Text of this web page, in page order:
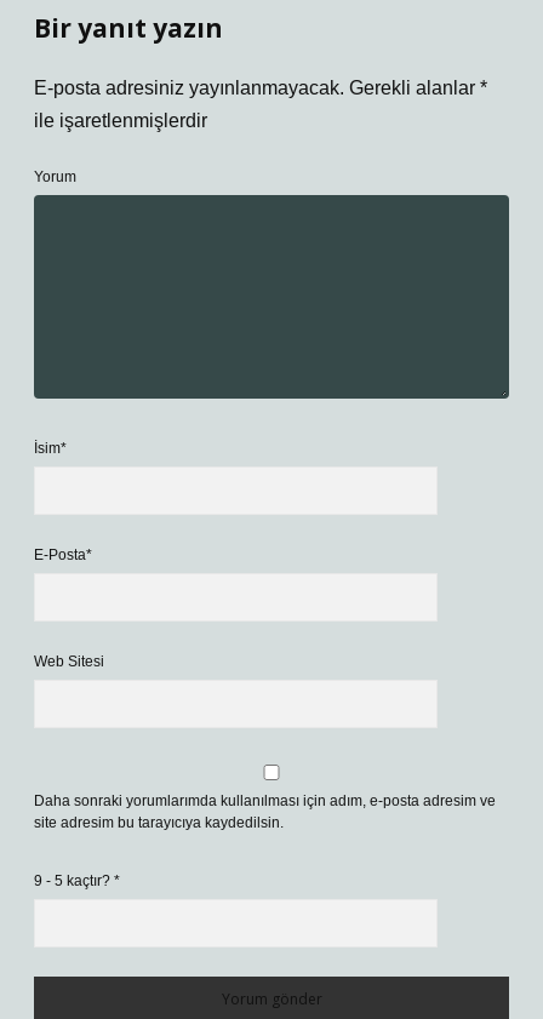
Bir yanıt yazın
E-posta adresiniz yayınlanmayacak. Gerekli alanlar *
ile işaretlenmişlerdir
Yorum
İsim*
E-Posta*
Web Sitesi
Daha sonraki yorumlarımda kullanılması için adım, e-posta adresim ve
site adresim bu tarayıcıya kaydedilsin.
9 - 5 kaçtır? *